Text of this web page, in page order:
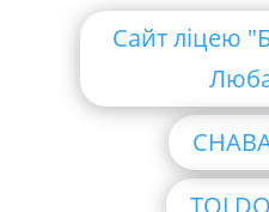
Сайт ліцею